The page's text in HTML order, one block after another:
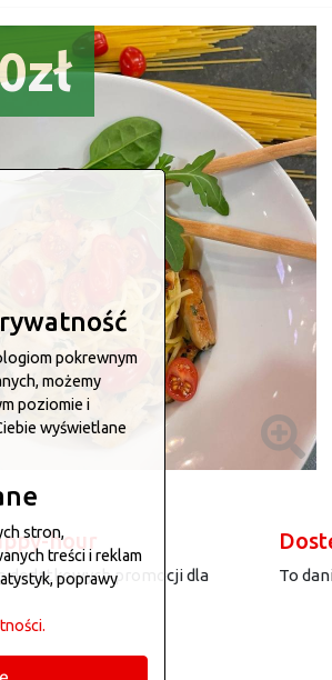
hour
dodatkowych promocji dla
To
pokrewnym
możemy
poziomie i
wyświetlane
stron,
treści i reklam
poprawy